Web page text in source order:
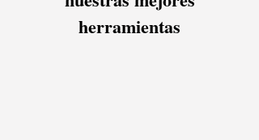
herramientas